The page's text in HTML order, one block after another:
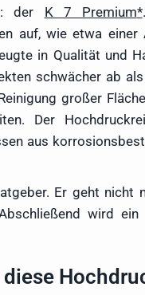
der K 7 Premium
auf, wie etwa
in Qualität und
schwächer ab
großer
Der
aus
Er geht nicht
wird